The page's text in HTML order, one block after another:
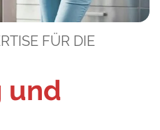
und
FÜR DIE